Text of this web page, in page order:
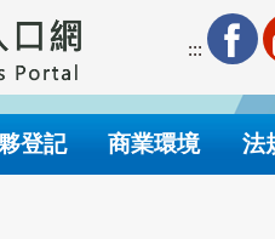
:::
登記 商業環境 法